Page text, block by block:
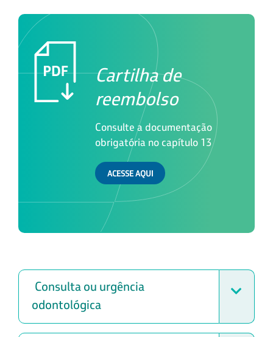
Cartilha de
reembolso
Consulte a documentação
obrigatória no capítulo 13
ACESSE AQUI
Consulta ou urgência
odontológica